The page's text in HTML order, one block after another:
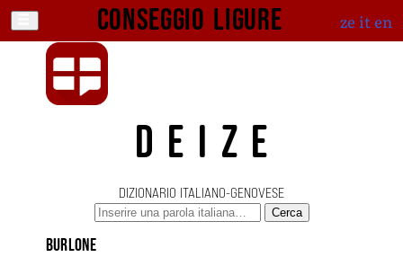
Conseggio ligure ze iten
DEIZE
DIZIONARIO ITALIANO-GENOVESE
Cerca
burlone